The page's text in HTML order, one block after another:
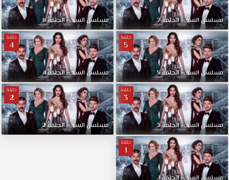
مسلسل السد – الحلقة 7 مسلسل السد – الحلقة 6
حلقة
5
مسلسل السد – الحلقة 5
حلقة
4
مسلسل السد – الحلقة 4
حلقة
3
مسلسل السد – الحلقة 3
حلقة
2
مسلسل السد – الحلقة 2
حلقة
1